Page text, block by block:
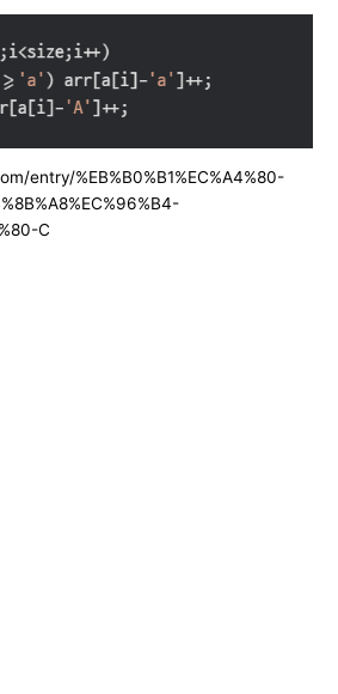
entry/%EB%B0%B1%EC%A4%80-
C